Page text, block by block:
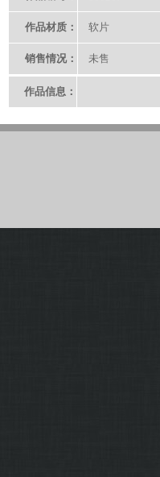
作品材质： 软片
销售情况： 未售
作品信息：